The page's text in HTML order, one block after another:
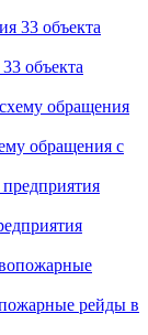
объекта
обращения с
рейды в